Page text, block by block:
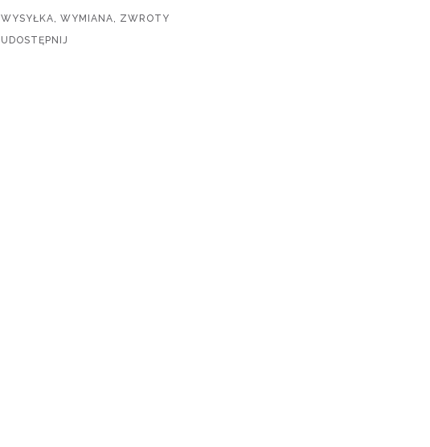
WYSYŁKA, WYMIANA, ZWROTY
UDOSTĘPNIJ